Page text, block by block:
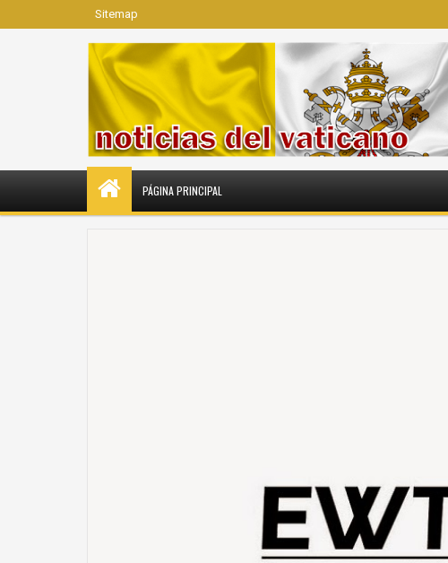
Sitemap
PÁGINA PRINCIPAL